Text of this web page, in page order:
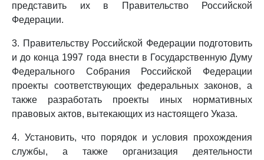
представить их в Правительство Российской
Федерации.
3. Правительству Российской Федерации подготовить
и до конца 1997 года внести в Государственную Думу
Федерального Собрания Российской Федерации
проекты соответствующих федеральных законов, а
также разработать проекты иных нормативных
правовых актов, вытекающих из настоящего Указа.
4. Установить, что порядок и условия прохождения
службы, а также организация деятельности